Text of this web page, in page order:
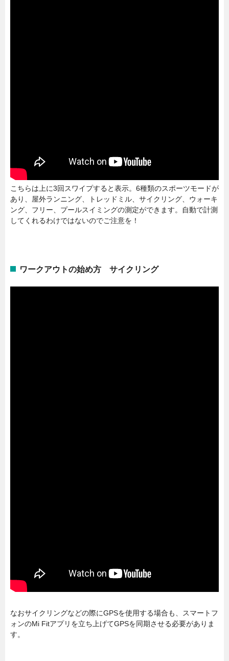
こちらは上に3回スワイプすると表示。6種類のスポーツモードが
あり、屋外ランニング、トレッドミル、サイクリング、ウォーキ
ング、フリー、プールスイミングの測定ができます。自動で計測
してくれるわけではないのでご注意を！
ワークアウトの始め方 サイクリング
なおサイクリングなどの際にGPSを使用する場合も、スマートフ
ォンのMi Fitアプリを立ち上げてGPSを同期させる必要がありま
す。